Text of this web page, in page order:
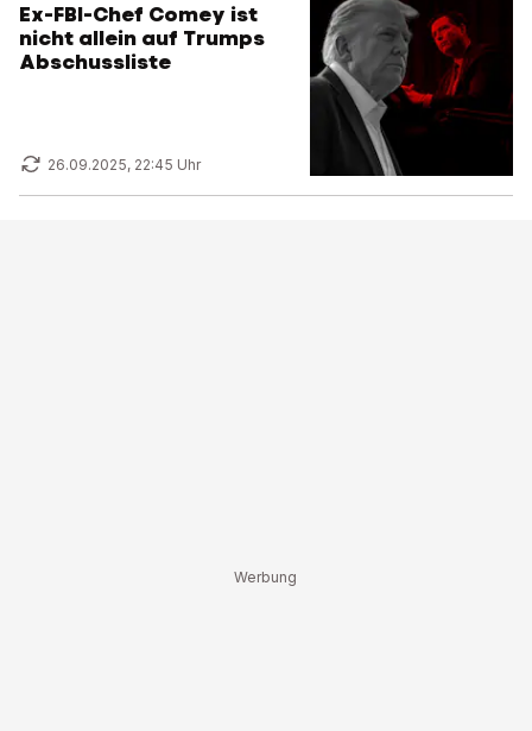
Ex-FBI-Chef Comey ist
nicht allein auf Trumps
Abschussliste
26.09.2025, 22:45 Uhr